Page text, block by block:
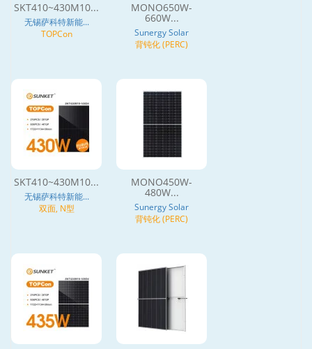
SKT410~430M10...
无锡萨科特新能...
TOPCon
MONO650W-
660W...
Sunergy Solar
背钝化 (PERC)
SKT410~430M10...
无锡萨科特新能...
双面, N型
MONO450W-
480W...
Sunergy Solar
背钝化 (PERC)